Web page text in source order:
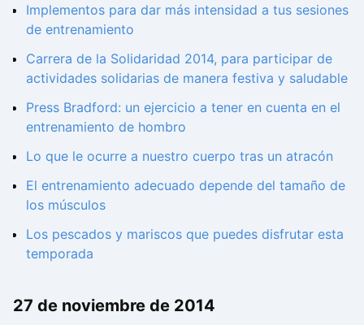
Implementos para dar más intensidad a tus sesiones
de entrenamiento
Carrera de la Solidaridad 2014, para participar de
actividades solidarias de manera festiva y saludable
Press Bradford: un ejercicio a tener en cuenta en el
entrenamiento de hombro
Lo que le ocurre a nuestro cuerpo tras un atracón
El entrenamiento adecuado depende del tamaño de
los músculos
Los pescados y mariscos que puedes disfrutar esta
temporada
27 de noviembre de 2014